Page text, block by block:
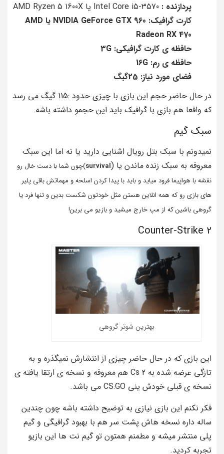
پردازنده : Intel Core i5-3570 یا AMD Ryzen 5 1600X
کارت گرافیک: NVIDIA GeForce GTX 960 یا AMD
Radeon RX 470
حافظه ی کارت گرافیکی: 3G
حافظه ی رم: 16G
فضای مورد نیاز: 25گبگ
در حال حاضر حجم این بازی با چیزی حدود :115 گیگ می رسد
که واقعا هم بازی با گرافیک باید این حجمو داشته باشه.
سبک گیم
نمیدونم با سبک بتل رویال اشنایی دارید یا نه اما این سبک
معروفه به سبک زنده ماندن یا (survival)چون شما با دست خال رو
نقشه با هواپیما فرود میاید و باید با پیدا کردن اسلحه و مهماتش باقی پلیر
های بازی رو که همه انلاین هستن مثل خودتون شکست بدین و تنها فرد یا
گروهی باشین که از مپ خارج میشید و بازیو می برین!
Counter-Strike 2
بهترین شوتر گروهی
این بازی که در حال حاضر چیزی از انتشارش نمیگذره و به
تازگی عرضه شده به Cs 2 هم معروفه و نسخه ی ارتقا یافته ی
نسخه ی قبلی خودش ینی CS:GO می باشد.
فکر نکنم این بازی نیازی به توضیح داشته باشه چون چندین
ساله داره نسخه هاش پشت سر هم با بهبود گرافیگی و گیم
پلی منتشر میشه و مطمنم همتون تو گیم نت ها این بازیو
تجربه کردید.